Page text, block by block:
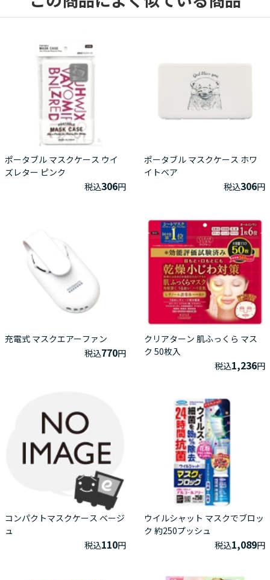
ポータブル マスクケース ウイ
ズレター ピンク
税込306円
ポータブル マスクケース ホワ
イトベア
税込306円
充電式 マスクエアーファン
税込770円
クリアターン 肌ふっくら マス
ク 50枚入
税込1,236円
コンパクトマスクケース ベージ
ュ
税込110円
ウイルシャット マスクでブロッ
ク 約250プッシュ
税込1,089円